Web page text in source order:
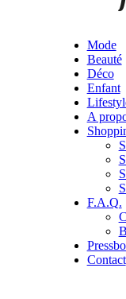
Mode
Beauté
Déco
Enfant
A
F.A.Q.
Contact